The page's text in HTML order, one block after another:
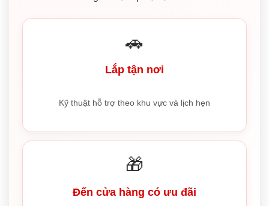
🚗
Lắp tận nơi
Kỹ thuật hỗ trợ theo khu vực và lịch hẹn
🎁
Đến cửa hàng có ưu đãi